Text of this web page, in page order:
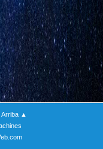
Arriba ▲